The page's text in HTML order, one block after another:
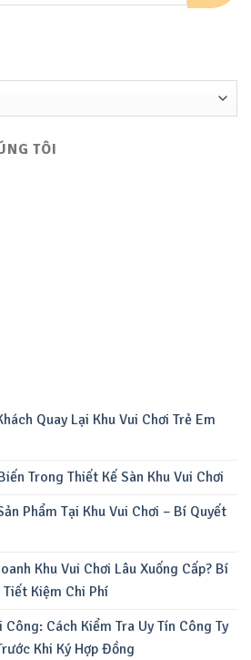
TÔI
Quay Lại Khu Vui Chơi Trẻ Em
Trong Thiết Kế Sàn Khu Vui Chơi
Phẩm Tại Khu Vui Chơi – Bí Quyết
Khu Vui Chơi Lâu Xuống Cấp? Bí
Kiệm Chi Phí
Công: Cách Kiểm Tra Uy Tín Công Ty
Khi Ký Hợp Đồng